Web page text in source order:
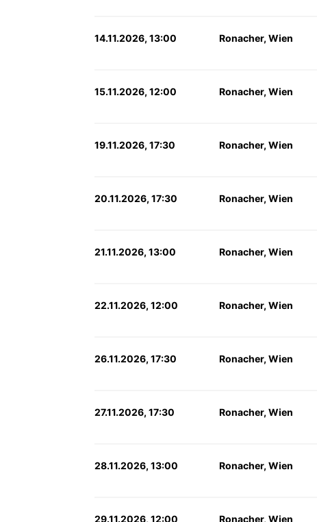
14.11.2026, 13:00 Ronacher, Wien
15.11.2026, 12:00 Ronacher, Wien
19.11.2026, 17:30 Ronacher, Wien
20.11.2026, 17:30 Ronacher, Wien
21.11.2026, 13:00 Ronacher, Wien
22.11.2026, 12:00 Ronacher, Wien
26.11.2026, 17:30 Ronacher, Wien
27.11.2026, 17:30 Ronacher, Wien
28.11.2026, 13:00 Ronacher, Wien
29.11.2026, 12:00 Ronacher, Wien